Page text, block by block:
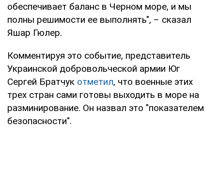
обеспечивает баланс в Черном море, и мы
полны решимости ее выполнять", – сказал
Яшар Гюлер.
Комментируя это событие, представитель
Украинской добровольческой армии Юг
Сергей Братчук отметил, что военные этих
трех стран сами готовы выходить в море на
разминирование. Он назвал это "показателем
безопасности".